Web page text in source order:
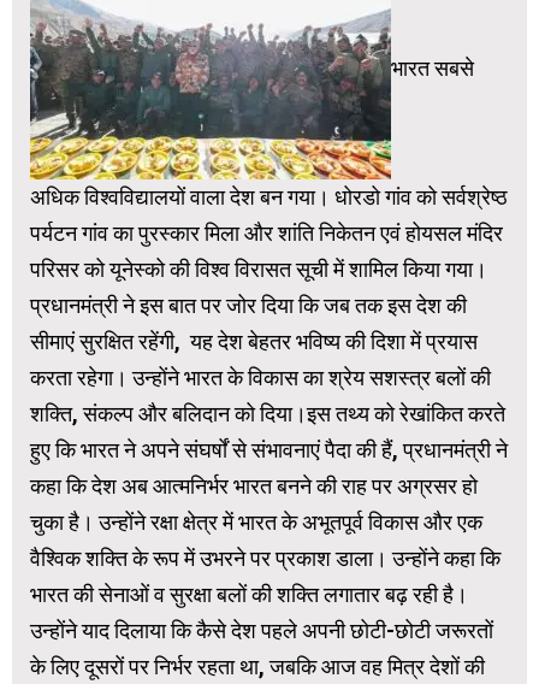
भारत सबसे
अधिक विश्वविद्यालयों वाला देश बन गया। धोरडो गांव को सर्वश्रेष्ठ
पर्यटन गांव का पुरस्कार मिला और शांति निकेतन एवं होयसल मंदिर
परिसर को यूनेस्को की विश्व विरासत सूची में शामिल किया गया।
प्रधानमंत्री ने इस बात पर जोर दिया कि जब तक इस देश की
सीमाएं सुरक्षित रहेंगी, यह देश बेहतर भविष्य की दिशा में प्रयास
करता रहेगा। उन्होंने भारत के विकास का श्रेय सशस्त्र बलों की
शक्ति, संकल्प और बलिदान को दिया।इस तथ्य को रेखांकित करते
हुए कि भारत ने अपने संघर्षों से संभावनाएं पैदा की हैं, प्रधानमंत्री ने
कहा कि देश अब आत्मनिर्भर भारत बनने की राह पर अग्रसर हो
चुका है। उन्होंने रक्षा क्षेत्र में भारत के अभूतपूर्व विकास और एक
वैश्विक शक्ति के रूप में उभरने पर प्रकाश डाला। उन्होंने कहा कि
भारत की सेनाओं व सुरक्षा बलों की शक्ति लगातार बढ़ रही है।
उन्होंने याद दिलाया कि कैसे देश पहले अपनी छोटी-छोटी जरूरतों
के लिए दूसरों पर निर्भर रहता था, जबकि आज वह मित्र देशों की